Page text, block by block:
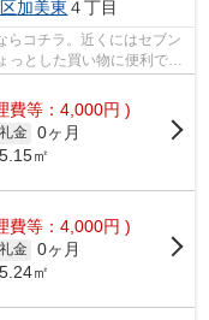
加美東 ４丁目
らコチラ。近くにはセブン
っとした買い物に便利で
費等：4,000円 )
礼金 0ヶ月
㎡
費等：4,000円 )
礼金 0ヶ月
㎡